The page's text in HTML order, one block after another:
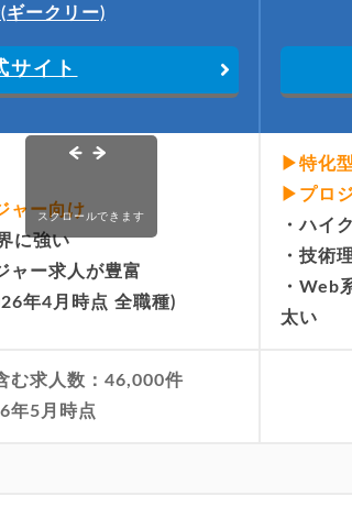
ギークリー)
サイト
ャー向け
に強い
ャー求人が豊富
年4月時点 全職種)
▶特化型
▶プロ
・ハイ
・技術
・Web
太い
む求人数：46,000件
年5月時点
スクロールできます